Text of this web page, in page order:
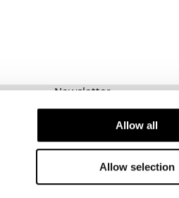
Allow all
Allow selection
Newsletter
Prenumerera på vårt
erbjudanden, våra
mer.